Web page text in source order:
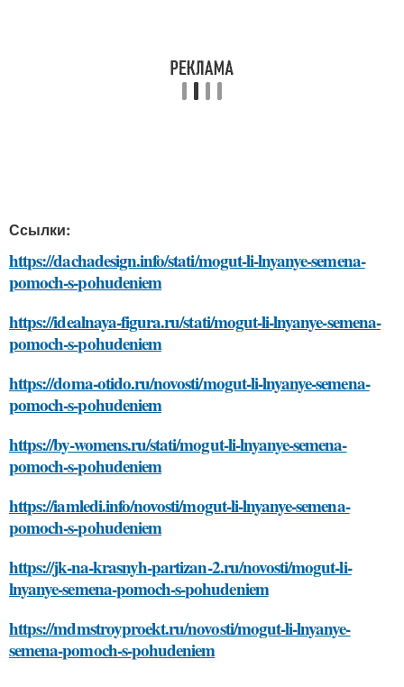
Ссылки:
https://dachadesign.info/stati/mogut-li-lnyanye-semena-
pomoch-s-pohudeniem
https://idealnaya-figura.ru/stati/mogut-li-lnyanye-semena-
pomoch-s-pohudeniem
https://doma-otido.ru/novosti/mogut-li-lnyanye-semena-
pomoch-s-pohudeniem
https://by-womens.ru/stati/mogut-li-lnyanye-semena-
pomoch-s-pohudeniem
https://iamledi.info/novosti/mogut-li-lnyanye-semena-
pomoch-s-pohudeniem
https://jk-na-krasnyh-partizan-2.ru/novosti/mogut-li-
lnyanye-semena-pomoch-s-pohudeniem
https://mdmstroyproekt.ru/novosti/mogut-li-lnyanye-
semena-pomoch-s-pohudeniem